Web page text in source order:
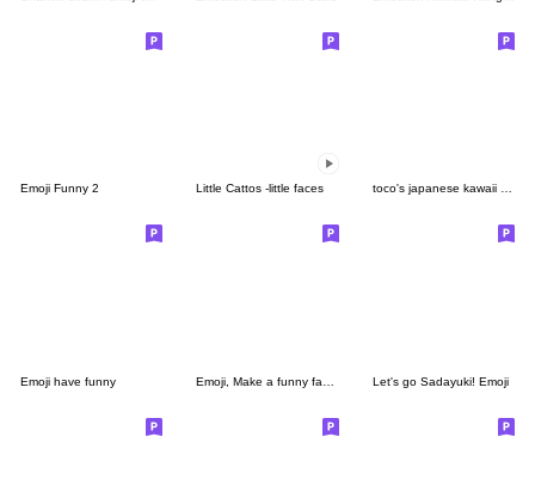
Emoji Funny 2 Little Cattos -little faces toco's japanese kawaii with love 18.
Emoji have funny Let's go Sadayuki! Emoji